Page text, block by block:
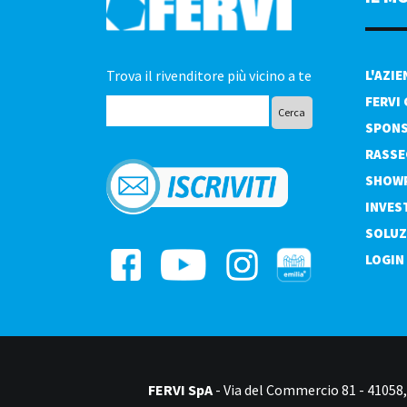
Trova il rivenditore più vicino a te
FERVI
LOGIN
FERVI SpA - Via del Commercio 81 -